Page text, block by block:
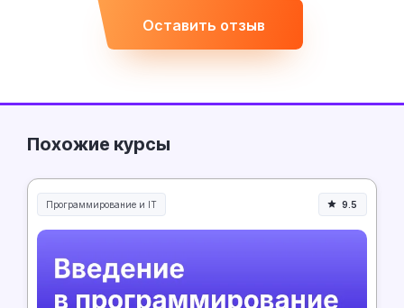
Оставить отзыв
Похожие курсы
Программирование и IT 9.5